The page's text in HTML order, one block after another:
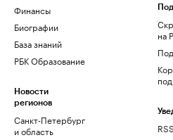
Финансы
Биографии
База знаний
РБК Образование
Новости
регионов
Санкт-Петербург
и область
на